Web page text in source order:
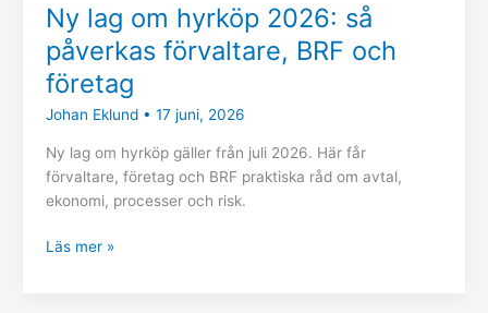
Ny lag om hyrköp 2026: så
påverkas förvaltare, BRF och
företag
Johan Eklund • 17 juni, 2026
Ny lag om hyrköp gäller från juli 2026. Här får
förvaltare, företag och BRF praktiska råd om avtal,
ekonomi, processer och risk.
Läs mer »